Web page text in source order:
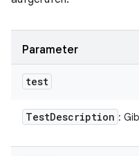
Parameter
test
TestDescription :